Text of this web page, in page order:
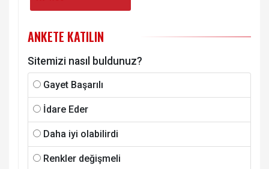
ANKETE KATILIN
Sitemizi nasıl buldunuz?
Gayet Başarılı
İdare Eder
Daha iyi olabilirdi
Renkler değişmeli